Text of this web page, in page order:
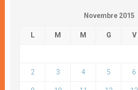
Novembre 2015
L M M G V
2 3 4 5 6